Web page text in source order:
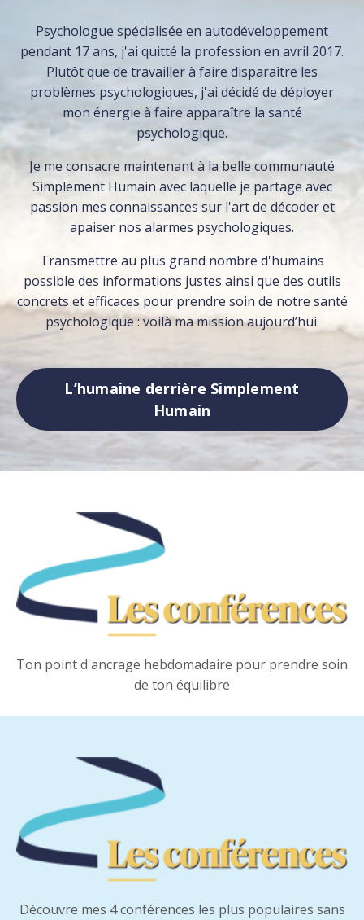
Psychologue spécialisée en autodéveloppement
pendant 17 ans, j'ai quitté la profession en avril 2017.
Plutôt que de travailler à faire disparaître les
problèmes psychologiques, j'ai décidé de déployer
mon énergie à faire apparaître la santé
psychologique.
Je me consacre maintenant à la belle communauté
Simplement Humain avec laquelle je partage avec
passion mes connaissances sur l'art de décoder et
apaiser nos alarmes psychologiques.
Transmettre au plus grand nombre d'humains
possible des informations justes ainsi que des outils
concrets et efficaces pour prendre soin de notre santé
psychologique : voilà ma mission aujourd’hui.
L’humaine derrière Simplement
Humain
Ton point d'ancrage hebdomadaire pour prendre soin
de ton équilibre
Découvre mes 4 conférences les plus populaires sans